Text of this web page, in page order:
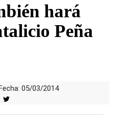
hará
Peña
Fecha: 05/03/2014